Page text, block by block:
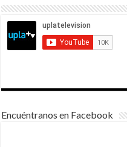
Encuéntranos en Facebook